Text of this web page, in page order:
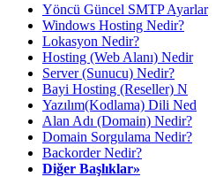
Yöncü Güncel SMTP Ayarlar
Windows Hosting Nedir?
Lokasyon Nedir?
Hosting (Web Alanı) Nedir
Server (Sunucu) Nedir?
Bayi Hosting (Reseller) N
Yazılım(Kodlama) Dili Ned
Alan Adı (Domain) Nedir?
Domain Sorgulama Nedir?
Backorder Nedir?
Diğer Başlıklar»